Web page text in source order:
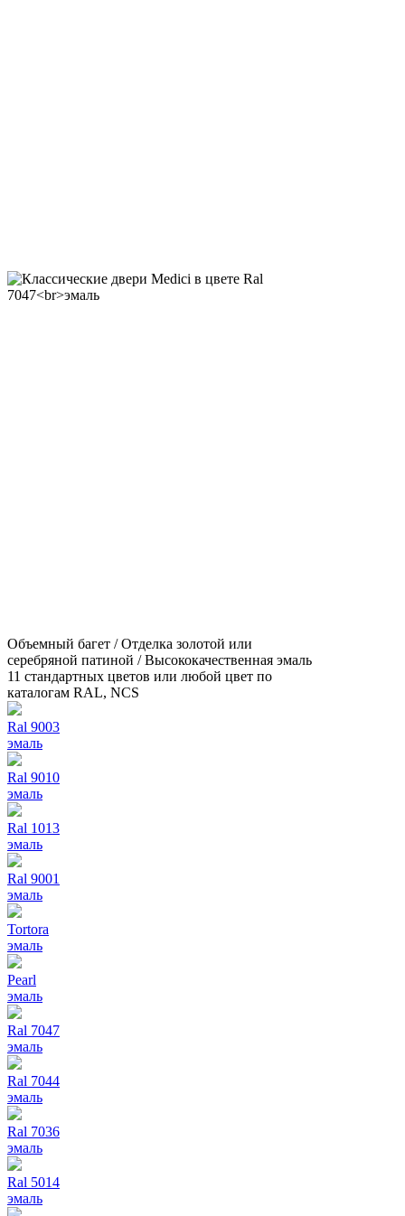
Объемный багет / Отделка золотой или
серебряной патиной / Высококачественная эмаль
11 стандартных цветов или любой цвет по
каталогам RAL, NCS
Ral 9003
эмаль
Ral 9010
эмаль
Ral 1013
эмаль
Ral 9001
эмаль
Tortora
эмаль
Pearl
эмаль
Ral 7047
эмаль
Ral 7044
эмаль
Ral 7036
эмаль
Ral 5014
эмаль